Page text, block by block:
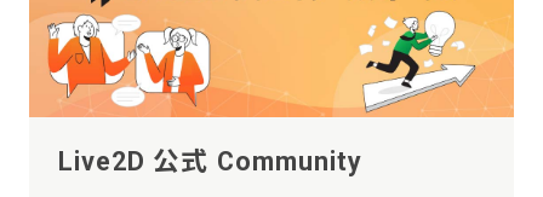
Live2D 公式 Community